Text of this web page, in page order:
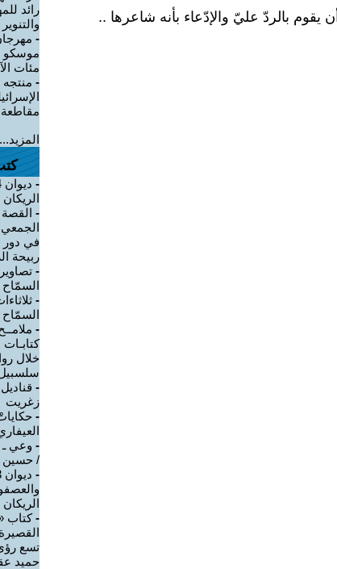
يقوم بالردّ عليّ والإدّعاء بأنه شاعرها ..
رائد
-
موسكو
مئات
-
مقاطعة
-
الريكان
-
الجمعي
في
ربيحة
-
السمّاح
-
السمّاح
-
خلال
-
زغريت
-
- وعي
/ حسين
-
الريكان
-كتاب
تسع
حميد